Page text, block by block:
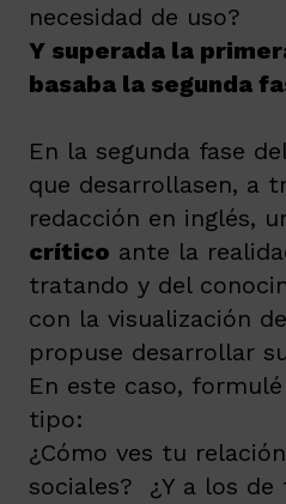
necesidad de uso?
Y superada la
basaba la segunda
En la segunda fase
que desarrollasen, a
redacción en inglés,
crítico ante la
tratando y del
con la visualización
propuse desarrollar
En este caso,
tipo:
¿Cómo ves tu
sociales? ¿Y a los de